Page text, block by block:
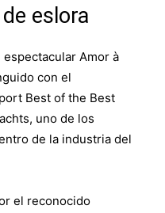
eslora
Amor à
con el
Best of the Best
uno de los
de la industria del
el reconocido